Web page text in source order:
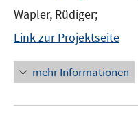
Wapler, Rüdiger;
Link zur Projektseite
mehr Informationen